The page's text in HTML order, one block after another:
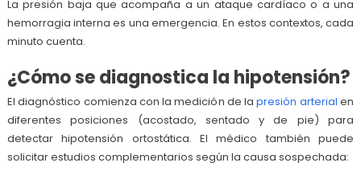
La presión baja que acompaña a un ataque cardíaco o a una
hemorragia interna es una emergencia. En estos contextos, cada
minuto cuenta.
¿Cómo se diagnostica la hipotensión?
El diagnóstico comienza con la medición de lapresión arterial en
diferentes posiciones (acostado, sentado y de pie) para
detectar hipotensión ortostática. El médico también puede
solicitar estudios complementarios según la causa sospechada: